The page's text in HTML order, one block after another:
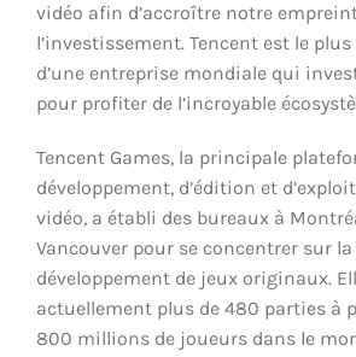
vidéo afin d’accroître notre
l’investissement. Tencent est le
d’une entreprise mondiale qui
pour profiter de l’incroyable
Tencent Games, la principale
développement, d’édition et
vidéo, a établi des bureaux à
Vancouver pour se concentrer sur
développement de jeux originaux.
actuellement plus de 480 parties à
800 millions de joueurs dans le